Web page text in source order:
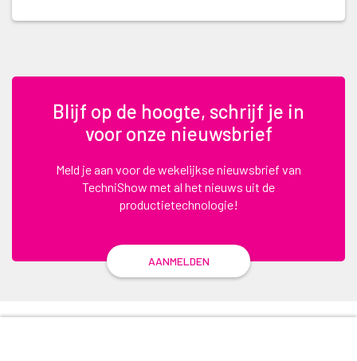
Blijf op de hoogte, schrijf je in
voor onze nieuwsbrief
Meld je aan voor de wekelijkse nieuwsbrief van
TechniShow met al het nieuws uit de
productietechnologie!
AANMELDEN